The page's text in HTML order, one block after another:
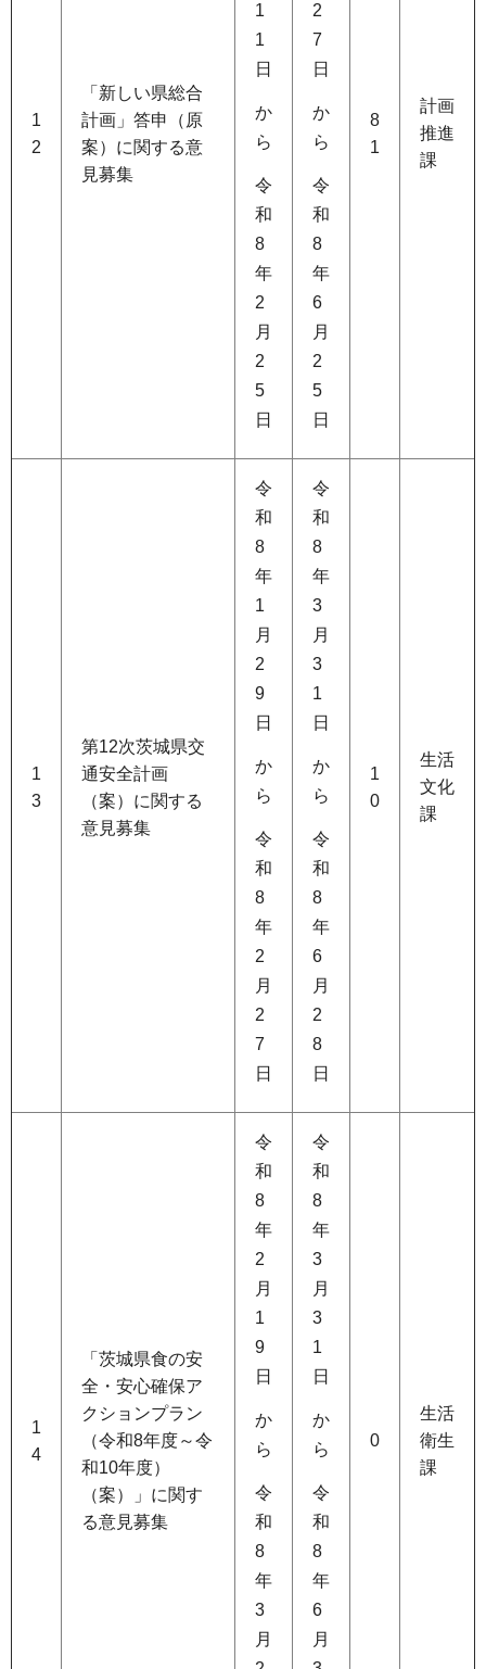
1
2
「新しい県総合
計画」答申（原
案）に関する意
見募集
1
1
日
か
ら
令
和
8
年
2
月
2
5
日
2
7
日
か
ら
令
和
8
年
6
月
2
5
日
8
1
計画
推進
課
1
3
第12次茨城県交
通安全計画
（案）に関する
意見募集
令
和
8
年
1
月
2
9
日
か
ら
令
和
8
年
2
月
2
7
日
令
和
8
年
3
月
3
1
日
か
ら
令
和
8
年
6
月
2
8
日
1
0
生活
文化
課
1
4
「茨城県食の安
全・安心確保ア
クションプラン
（令和8年度～令
和10年度）
（案）」に関す
る意見募集
令
和
8
年
2
月
1
9
日
か
ら
令
和
8
年
3
月
令
和
8
年
3
月
3
1
日
か
ら
令
和
8
年
6
月
0
生活
衛生
課